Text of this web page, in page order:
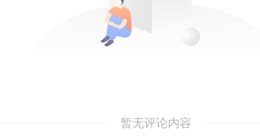
暂无评论内容